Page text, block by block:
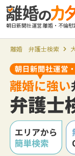
朝日新聞社運営 離婚・不倫
離婚 弁護士検索